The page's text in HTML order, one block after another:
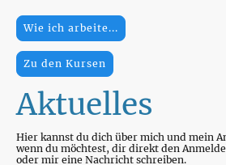
Wie ich arbeite...
Zu den Kursen
Aktuelles
Hier kannst du dich über mich und mein
wenn du möchtest, dir direkt den
oder mir eine Nachricht schreiben.